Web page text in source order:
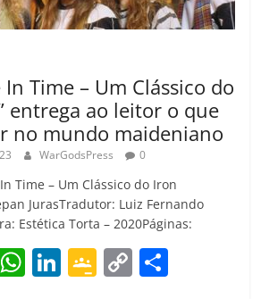
In Time – Um Clássico do
entrega ao leitor o que
no mundo maideniano
WarGodsPress 0
Time – Um Clássico do Iron
JurasTradutor: Luiz Fernando
Estética Torta – 2020Páginas:
W Li G C